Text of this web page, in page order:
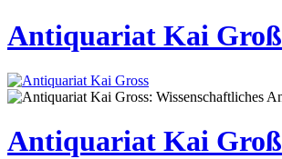
Antiquariat Kai Groß
Antiquariat Kai Groß